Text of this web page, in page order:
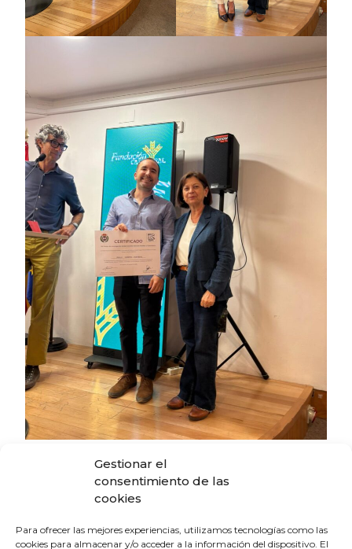
Gestionar el
consentimiento de las
cookies
Para ofrecer las mejores experiencias, utilizamos tecnologías como las
cookies para almacenar y/o acceder a la información del dispositivo. El